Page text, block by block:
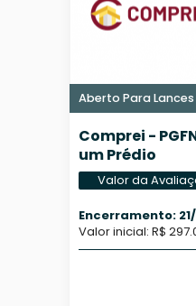
Aberto Para Lances
Comprei -
um Prédio
Valor da
Encerramento:
Valor inicial: R$